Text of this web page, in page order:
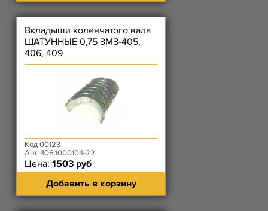
Вкладыши коленчатого вала
ШАТУННЫЕ 0,75 ЗМЗ-405,
406, 409
Код 00123
Арт. 406.1000104-22
Цена: 1503 руб
Добавить в корзину